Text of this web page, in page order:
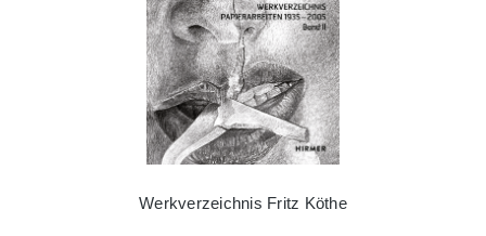
Werkverzeichnis Fritz Köthe